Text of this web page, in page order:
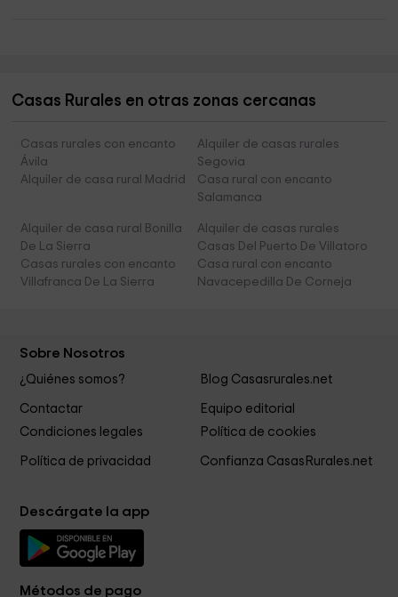
Casas Rurales en otras zonas cercanas
Casas rurales con encanto
Ávila
Alquiler de casas rurales
Segovia
Alquiler de casa rural Madrid
Casa rural con encanto
Salamanca
Alquiler de casa rural Bonilla
De La Sierra
Alquiler de casas rurales
Casas Del Puerto De Villatoro
Casas rurales con encanto
Villafranca De La Sierra
Casa rural con encanto
Navacepedilla De Corneja
Sobre Nosotros
¿Quiénes somos? Blog Casasrurales.net
Contactar
Equipo editorial
Condiciones legales
Política de cookies
Política de privacidad Confianza CasasRurales.net
Descárgate la app
Métodos de pago